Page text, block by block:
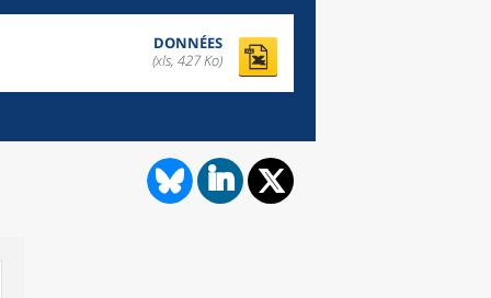
DONNÉES
(xls, 427 Ko)